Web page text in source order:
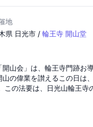
地
県 日光市 / 輪王寺 開山堂
山会」は、輪王寺門跡お
の偉業を讃えるこの日は
の法要は、日光山輪王寺